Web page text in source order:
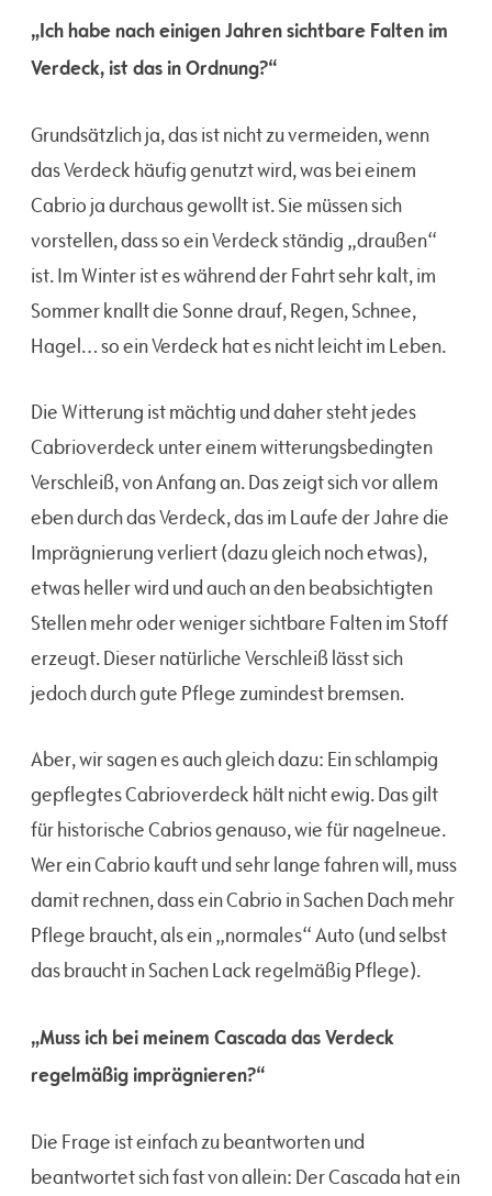
„Ich habe nach einigen Jahren sichtbare Falten im
Verdeck, ist das in Ordnung?“
Grundsätzlich ja, das ist nicht zu vermeiden, wenn
das Verdeck häufig genutzt wird, was bei einem
Cabrio ja durchaus gewollt ist. Sie müssen sich
vorstellen, dass so ein Verdeck ständig „draußen“
ist. Im Winter ist es während der Fahrt sehr kalt, im
Sommer knallt die Sonne drauf, Regen, Schnee,
Hagel… so ein Verdeck hat es nicht leicht im Leben.
Die Witterung ist mächtig und daher steht jedes
Cabrioverdeck unter einem witterungsbedingten
Verschleiß, von Anfang an. Das zeigt sich vor allem
eben durch das Verdeck, das im Laufe der Jahre die
Imprägnierung verliert (dazu gleich noch etwas),
etwas heller wird und auch an den beabsichtigten
Stellen mehr oder weniger sichtbare Falten im Stoff
erzeugt. Dieser natürliche Verschleiß lässt sich
jedoch durch gute Pflege zumindest bremsen.
Aber, wir sagen es auch gleich dazu: Ein schlampig
gepflegtes Cabrioverdeck hält nicht ewig. Das gilt
für historische Cabrios genauso, wie für nagelneue.
Wer ein Cabrio kauft und sehr lange fahren will, muss
damit rechnen, dass ein Cabrio in Sachen Dach mehr
Pflege braucht, als ein „normales“ Auto (und selbst
das braucht in Sachen Lack regelmäßig Pflege).
„Muss ich bei meinem Cascada das Verdeck
regelmäßig imprägnieren?“
Die Frage ist einfach zu beantworten und
beantwortet sich fast von allein: Der Cascada hat ein